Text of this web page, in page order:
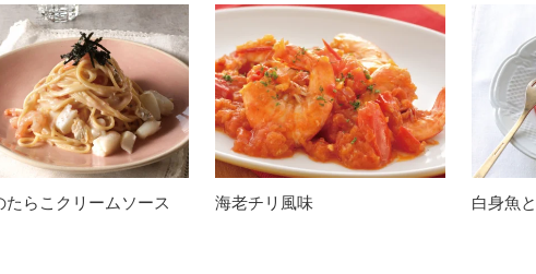
たらこクリームソース 海老チリ風味 白身魚